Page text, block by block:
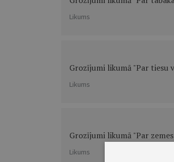
Likums
Grozījumi likumā "Par tiesu
Likums
Grozījumi likumā "Par
Likums